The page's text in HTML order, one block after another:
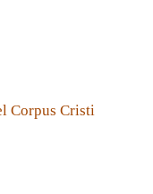
Corpus Cristi